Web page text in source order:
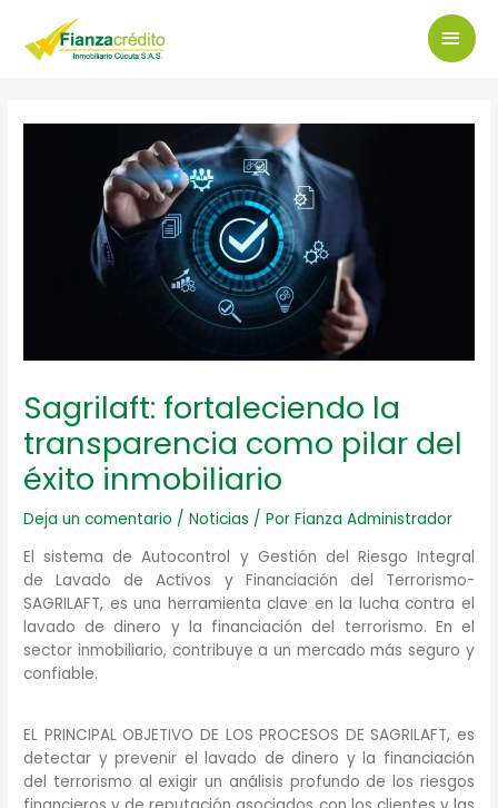
contenido
Sagrilaft: fortaleciendo la
transparencia como pilar del
éxito inmobiliario
Deja un comentario /Noticias / PorFianza Administrador
El sistema de Autocontrol y Gestión del Riesgo Integral
de Lavado de Activos y Financiación del Terrorismo-
SAGRILAFT, es una herramienta clave en la lucha contra el
lavado de dinero y la financiación del terrorismo. En el
sector inmobiliario, contribuye a un mercado más seguro y
confiable.
EL PRINCIPAL OBJETIVO DE LOS PROCESOS DE SAGRILAFT, es
detectar y prevenir el lavado de dinero y la financiación
del terrorismo al exigir un análisis profundo de los riesgos